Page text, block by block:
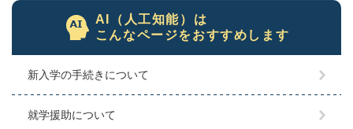
AI（人工知能）は
こんなページをおすすめします
新入学の手続きについて
就学援助について